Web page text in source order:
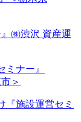
㈱渋沢 資産運
『施設運営セミ